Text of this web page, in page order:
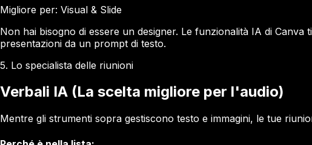
Migliore per: Visual & Slide
Non hai bisogno di essere un designer. Le funzionalità IA di
presentazioni da un prompt di testo.
5. Lo specialista delle riunioni
Verbali IA (La scelta migliore per l'audio)
Mentre gli strumenti sopra gestiscono testo e immagini, le tue